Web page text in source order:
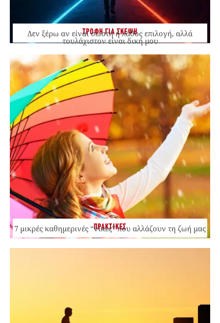
ΤΡΟΦΗ ΓΙΑ ΣΚΕΨΗ
Δεν ξέρω αν είναι σωστή ή λάθος επιλογή, αλλά
τουλάχιστον είναι δική μου
ΠΡΑΚΤΙΚΕΣ
7 μικρές καθημερινές “νίκες” που αλλάζουν τη ζωή μας